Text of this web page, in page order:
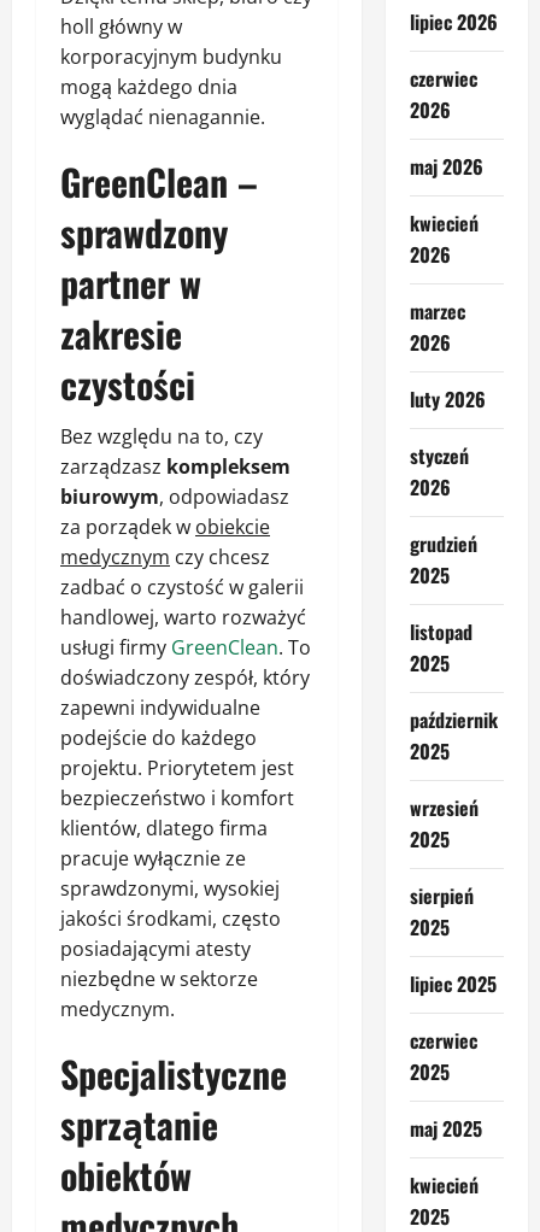
holl główny w
korporacyjnym budynku
mogą każdego dnia
wyglądać nienagannie.
GreenClean –
sprawdzony
partner w
zakresie
czystości
Bez względu na to, czy
zarządzasz kompleksem
biurowym, odpowiadasz
za porządek w obiekcie
medycznym czy chcesz
zadbać o czystość w galerii
handlowej, warto rozważyć
usługi firmy GreenClean. To
doświadczony zespół, który
zapewni indywidualne
podejście do każdego
projektu. Priorytetem jest
bezpieczeństwo i komfort
klientów, dlatego firma
pracuje wyłącznie ze
sprawdzonymi, wysokiej
jakości środkami, często
posiadającymi atesty
niezbędne w sektorze
medycznym.
Specjalistyczne
sprzątanie
obiektów
lipiec 2026
czerwiec
2026
maj 2026
kwiecień
2026
marzec
2026
luty 2026
styczeń
2026
grudzień
2025
listopad
2025
październik
2025
wrzesień
2025
sierpień
2025
lipiec 2025
czerwiec
2025
maj 2025
kwiecień
2025